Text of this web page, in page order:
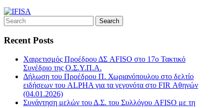
Recent Posts
Χαιρετισμός Προέδρου ΔΣ AFISO στο 17ο Τακτικό
Συνέδριο της Ο.Σ.Υ.Π.Α.
Δήλωση του Προέδρου Π. Χωριανόπουλου στο δελτίο
ειδήσεων του ALPHA για τα γεγονότα στο FIR Αθηνών
(04.01.2026)
Συνάντηση μελών του Δ.Σ. του Συλλόγου AFISO με τη